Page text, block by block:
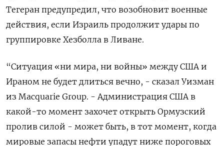
Тегеран предупредил, что возобновит военные
действия, если Израиль продолжит ​удары по
группировке Хезболла ​в Ливане.
“Ситуация «ни мира, ​ни войны» ⁠между США и
Ираном не будет длиться вечно, - сказал ‌Уизман
из Macquarie Group. - Администрация США ‌в
какой-то момент захочет открыть Ормузский
пролив силой - может быть, в тот момент, ​когда
мировые запасы нефти упадут ниже пороговых